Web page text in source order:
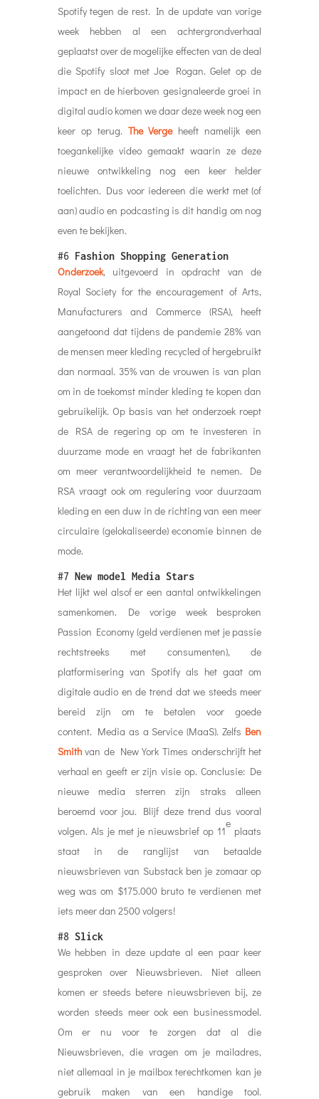
Spotify tegen de rest. In de update van vorige
week hebben al een achtergrondverhaal
geplaatst over de mogelijke effecten van de deal
die Spotify sloot met Joe Rogan. Gelet op de
impact en de hierboven gesignaleerde groei in
digital audio komen we daar deze week nog een
keer op terug. The Vergeheeft namelijk een
toegankelijke video gemaakt waarin ze deze
nieuwe ontwikkeling nog een keer helder
toelichten. Dus voor iedereen die werkt met (of
aan) audio en podcasting is dit handig om nog
even te bekijken.
#6 Fashion Shopping Generation
Onderzoek, uitgevoerd in opdracht van de
Royal Society for the encouragement of Arts,
Manufacturers and Commerce (RSA), heeft
aangetoond dat tijdens de pandemie 28% van
de mensen meer kleding recycled of hergebruikt
dan normaal. 35% van de vrouwen is van plan
om in de toekomst minder kleding te kopen dan
gebruikelijk. Op basis van het onderzoek roept
de RSA de regering op om te investeren in
duurzame mode en vraagt het de fabrikanten
om meer verantwoordelijkheid te nemen. De
RSA vraagt ook om regulering voor duurzaam
kleding en een duw in de richting van een meer
circulaire (gelokaliseerde) economie binnen de
mode.
#7 New model Media Stars
Het lijkt wel alsof er een aantal ontwikkelingen
samenkomen. De vorige week besproken
Passion Economy (geld verdienen met je passie
rechtstreeks met consumenten), de
platformisering van Spotify als het gaat om
digitale audio en de trend dat we steeds meer
bereid zijn om te betalen voor goede
content. Media as a Service (MaaS). Zelfs Ben
Smithvan de New York Times onderschrijft het
verhaal en geeft er zijn visie op. Conclusie: De
nieuwe media sterren zijn straks alleen
beroemd voor jou. Blijf deze trend dus vooral
volgen. Als je met je nieuwsbrief op 11
e
plaats
staat in de ranglijst van betaalde
nieuwsbrieven van Substack ben je zomaar op
weg was om $175.000 bruto te verdienen met
iets meer dan 2500 volgers!
#8 Slick
We hebben in deze update al een paar keer
gesproken over Nieuwsbrieven. Niet alleen
komen er steeds betere nieuwsbrieven bij, ze
worden steeds meer ook een businessmodel.
Om er nu voor te zorgen dat al die
Nieuwsbrieven, die vragen om je mailadres,
niet allemaal in je mailbox terechtkomen kan je
gebruik maken van een handige tool.